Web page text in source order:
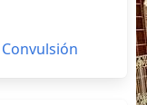
Convulsión